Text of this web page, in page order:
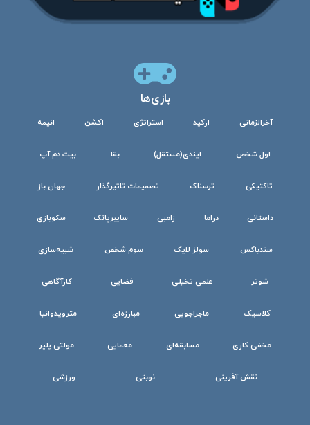
بازی‌ها
آخرالزمانی ارکید استراتژی اکشن انیمه
اول شخص ایندی(مستقل) بقا بیت دم آپ
تاکتیکی ترسناک تصمیمات تاثیرگذار جهان باز
داستانی دراما زامبی سایبرپانک سکوبازی
سندباکس سولز لایک سوم شخص شبیه‌سازی
شوتر علمی تخیلی فضایی کارآگاهی
کلاسیک ماجراجویی مبارزه‌ای مترویدوانیا
مخفی کاری مسابقه‌ای معمایی مولتی پلیر
نقش آفرینی نوبتی ورزشی